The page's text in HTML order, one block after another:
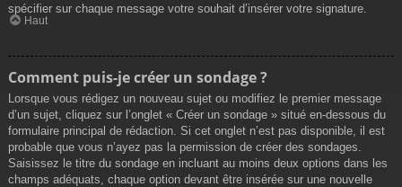
spécifier sur chaque message votre souhait d’insérer votre signature.
Haut
Comment puis-je créer un sondage ?
Lorsque vous rédigez un nouveau sujet ou modifiez le premier message
d’un sujet, cliquez sur l’onglet « Créer un sondage » situé en-dessous du
formulaire principal de rédaction. Si cet onglet n’est pas disponible, il est
probable que vous n’ayez pas la permission de créer des sondages.
Saisissez le titre du sondage en incluant au moins deux options dans les
champs adéquats, chaque option devant être insérée sur une nouvelle